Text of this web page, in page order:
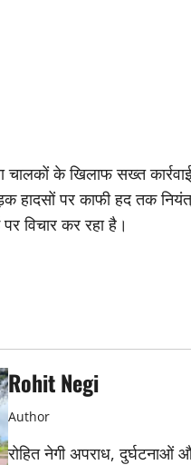
चालकों के खिलाफ सख्त
हादसों पर काफी हद तक
विचार कर रहा है।
Rohit Negi
Author
रोहित नेगी अपराध, दुर्घटनाओं